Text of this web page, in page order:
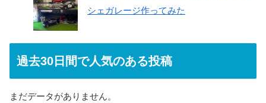
シェガレージ作ってみた
過去30日間で人気のある投稿
まだデータがありません。